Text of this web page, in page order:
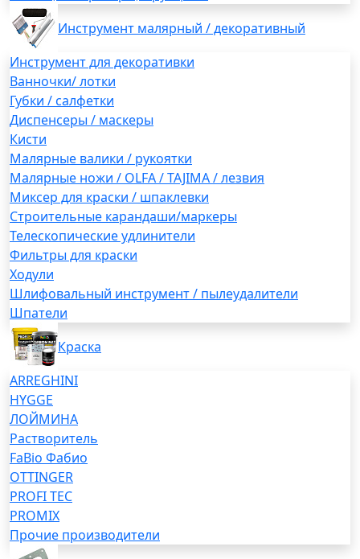
Инструмент малярный / декоративный
Инструмент для декоративки
Ванночки/ лотки
Губки / салфетки
Диспенсеры / маскеры
Кисти
Малярные валики / рукоятки
Малярные ножи / OLFA / TAJIMA / лезвия
Миксер для краски / шпаклевки
Строительные карандаши/маркеры
Телескопические удлинители
Фильтры для краски
Ходули
Шлифовальный инструмент / пылеудалители
Шпатели
Краска
ARREGHINI
HYGGE
ЛОЙМИНА
Растворитель
FaBio Фабио
OTTINGER
PROFI TEC
PROMIX
Прочие производители